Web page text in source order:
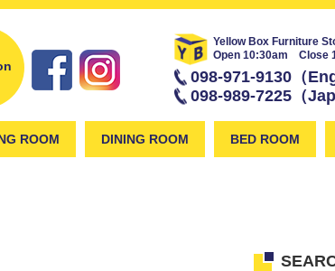
ROOM DINING ROOM BED ROOM
Yellow Box Furniture
Open 10:30am Close
098-971-9130（
098-989-7225（